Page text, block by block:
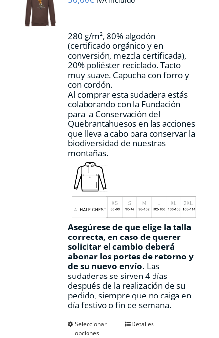
en
página
de
producto
280 g/m², 80% algodón
(certificado orgánico y en
conversión, mezcla certificada),
20% poliéster reciclado. Tacto
muy suave. Capucha con forro y
con cordón.
Al comprar esta sudadera estás
colaborando con la Fundación
para la Conservación del
Quebrantahuesos en las acciones
que lleva a cabo para conservar la
biodiversidad de nuestras
montañas.
Asegúrese de que elige la talla
correcta, en caso de querer
solicitar el cambio deberá
abonar los portes de retorno y
de su nuevo envío. Las
sudaderas se sirven 4 días
después de la realización de su
pedido, siempre que no caiga en
día festivo o fin de semana.
Seleccionar
opciones
EsteDetalles